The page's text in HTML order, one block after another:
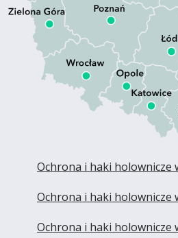
Ochrona i haki holownicze
Ochrona i haki holownicze
Ochrona i haki holownicze